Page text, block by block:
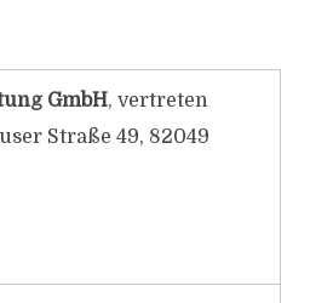
GmbH, vertreten
Straße 49, 82049